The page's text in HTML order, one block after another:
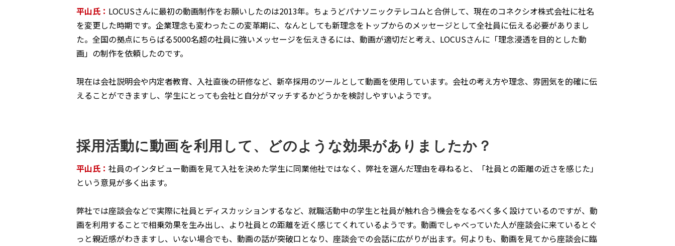
平山氏： LOCUSさんに最初の動画制作をお願いしたのは2013年。ちょうどパナソニックテレコムと合併して、現在のコネクシオ株式会社に社名
を変更した時期です。企業理念も変わったこの変革期に、なんとしても新理念をトップからのメッセージとして全社員に伝える必要がありまし
た。全国の拠点にちらばる5000名超の社員に強いメッセージを伝えきるには、動画が適切だと考え、LOCUSさんに「理念浸透を目的とした動
画」の制作を依頼したのです。
現在は会社説明会や内定者教育、入社直後の研修など、新卒採用のツールとして動画を使用しています。会社の考え方や理念、雰囲気を的確に伝
えることができますし、学生にとっても会社と自分がマッチするかどうかを検討しやすいようです。
採用活動に動画を利用して、どのような効果がありましたか？
平山氏： 社員のインタビュー動画を見て入社を決めた学生に同業他社ではなく、弊社を選んだ理由を尋ねると、「社員との距離の近さを感じた」
という意見が多く出ます。
弊社では座談会などで実際に社員とディスカッションするなど、就職活動中の学生と社員が触れ合う機会をなるべく多く設けているのですが、動
画を利用することで相乗効果を生み出し、より社員との距離を近く感じてくれているようです。動画でしゃべっていた人が座談会に来ているとぐ
っと親近感がわきますし、いない場合でも、動画の話が突破口となり、座談会での会話に広がりが出ます。何よりも、動画を見てから座談会に臨